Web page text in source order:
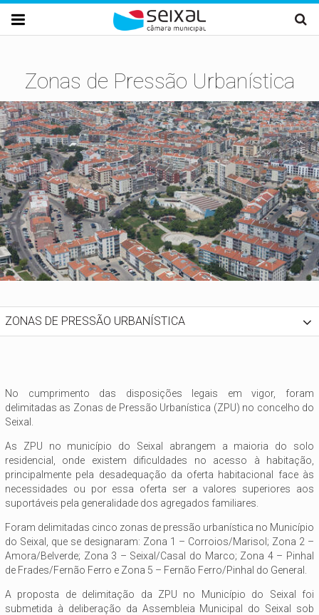
Passar para o conteúdo principal

Zonas de Pressão Urbanística
ZONAS DE PRESSÃO URBANÍSTICA
No cumprimento das disposições legais em vigor, foram
delimitadas as Zonas de Pressão Urbanística (ZPU) no concelho do
Seixal.
As ZPU no município do Seixal abrangem a maioria do solo
residencial, onde existem dificuldades no acesso à habitação,
principalmente pela desadequação da oferta habitacional face às
necessidades ou por essa oferta ser a valores superiores aos
suportáveis pela generalidade dos agregados familiares.
Foram delimitadas cinco zonas de pressão urbanística no Município
do Seixal, que se designaram: Zona 1 – Corroios/Marisol; Zona 2 –
Amora/Belverde; Zona 3 – Seixal/Casal do Marco; Zona 4 – Pinhal
de Frades/Fernão Ferro e Zona 5 – Fernão Ferro/​Pinhal do General.
A proposta de delimitação da ZPU no Município do Seixal foi
submetida à deliberação da Assembleia Municipal do Seixal sob